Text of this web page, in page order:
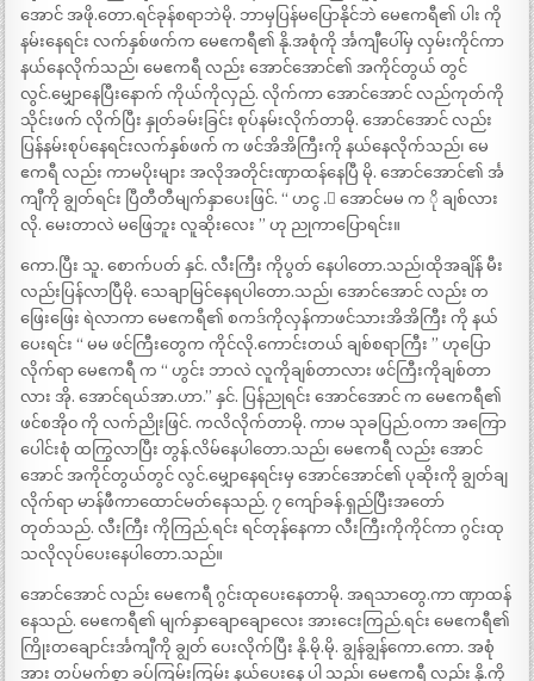
အောင် အဖို.တော.ရင်ခုန်စရာဘဲမို. ဘာမှပြန်မပြောနိုင်ဘဲ မေဧကရီ၏ ပါး ကို
နမ်းနေရင်း လက်နှစ်ဖက်က မေဧကရီ၏ နို.အစုံကို င်္အကျီပေါ်မှ လှမ်းကိုင်ကာ
နယ်နေလိုက်သည်၊ မေဧကရီ လည်း အောင်အောင်၏ အကိုင်တွယ် တွင်
လွင်.မျှောနေပြီးနောက် ကိုယ်ကိုလှည်. လိုက်ကာ အောင်အောင် လည်ကုတ်ကို
သိုင်းဖက် လိုက်ပြီး နှုတ်ခမ်းခြင်း စုပ်နမ်းလိုက်တာမို. အောင်အောင် လည်း
ပြန်နမ်းစုပ်နေရင်းလက်နှစ်ဖက် က ဖင်အိအိကြီးကို နယ်နေလိုက်သည်၊ မေ
ဧကရီ လည်း ကာမပိုးများ အလိုအတိုင်းဏှာထန်နေပြီ မို. အောင်အောင်၏ င်္အ
ကျီကို ချွတ်ရင်း ပြီတီတီမျက်နှာပေးဖြင်. “ ဟငွ .် အောင်မမ က ို ချစ်လား
လို. မေးတာလဲ မဖြေဘူး လူဆိုးလေး ” ဟု ညုကာပြောရင်း။
ကော.ပြီး သူ. စောက်ပတ် နှင်. လီးကြီး ကိုပွတ် နေပါတော.သည်၊ထိုအချိန် မီး
လည်းပြန်လာပြီမို. သေချာမြင်နေရပါတော.သည်၊ အောင်အောင် လည်း တ
ဖြေးဖြေး ရဲလာကာ မေဧကရီ၏ စကဒ်ကိုလှန်ကာဖင်သားအိအိကြီး ကို နယ်
ပေးရင်း “ မမ ဖင်ကြီးတွေက ကိုင်လို.ကောင်းတယ် ချစ်စရာကြီး ” ဟုပြော
လိုက်ရာ မေဧကရီ က “ ဟွင်း ဘာလဲ လူကိုချစ်တာလား ဖင်ကြီးကိုချစ်တာ
လား အို. အောင်ရယ်အာ.ဟာ.” နှင်. ပြန်ညုရင်း အောင်အောင် က မေဧကရီ၏
ဖင်စအို၀ ကို လက်ညိုးဖြင်. ကလိလိုက်တာမို. ကာမ သုခပြည်.ဝကာ အကြော
ပေါင်းစုံ ထကြွလာပြီး တွန်.လိမ်နေပါတော.သည်၊ မေဧကရီ လည်း အောင်
အောင် အကိုင်တွယ်တွင် လွင်.မျှောနေရင်းမှ အောင်အောင်၏ ပုဆိုးကို ချွတ်ချ
လိုက်ရာ မာန်ဖီကာထောင်မတ်နေသည်. ၇ ကျော်ခန်.ရှည်ပြီးအတော်
တုတ်သည်. လီးကြီး ကိုကြည်.ရင်း ရင်တုန်နေကာ လီးကြီးကိုကိုင်ကာ ဂွင်းထု
သလိုလုပ်ပေးနေပါတော.သည်။
အောင်အောင် လည်း မေဧကရီ ဂွင်းထုပေးနေတာမို. အရသာတွေ.ကာ ဏှာထန်
နေသည်. မေဧကရီ၏ မျက်နှာချောချောလေး အားငေးကြည်.ရင်း မေဧကရီ၏
ကြိုးတချောင်းင်္အကျီကို ချွတ် ပေးလိုက်ပြီး နို.မို.မို. ချွန်ချွန်ကော.ကော. အစုံ
အား တပ်မက်စွာ ခပ်ကြမ်းကြမ်း နယ်ပေးနေ ပါ သည်၊ မေဧကရီ လည်း နို.ကို